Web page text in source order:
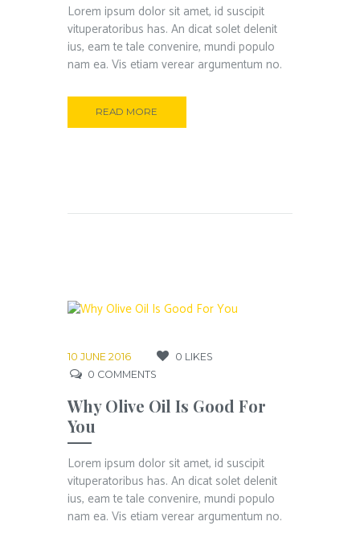
Lorem ipsum dolor sit amet, id suscipit
vituperatoribus has. An dicat solet delenit
ius, eam te tale convenire, mundi populo
nam ea. Vis etiam verear argumentum no.
READ MORE
10 JUNE 2016 0 LIKES
0 COMMENTS
Why Olive Oil Is Good For
You
Lorem ipsum dolor sit amet, id suscipit
vituperatoribus has. An dicat solet delenit
ius, eam te tale convenire, mundi populo
nam ea. Vis etiam verear argumentum no.